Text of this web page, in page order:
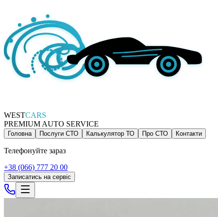
WESTCARS
PREMIUM AUTO SERVICE
Головна Послуги СТО Калькулятор ТО Про СТО Контакти
Телефонуйте зараз
+38 (066) 777 20 00
Записатись на сервіс